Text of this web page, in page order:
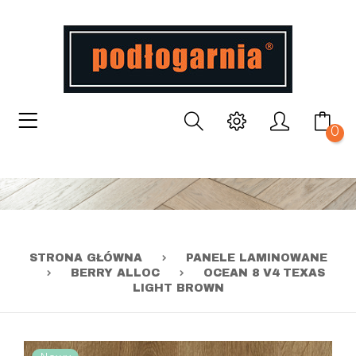
0
STRONA GŁÓWNA
PANELE LAMINOWANE
BERRY ALLOC
OCEAN 8 V4 TEXAS
LIGHT BROWN